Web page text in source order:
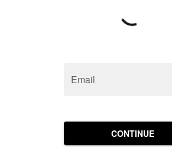
Email
CONTINUE